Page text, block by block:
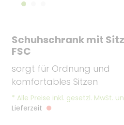
Schuhschrank mit
FSC
sorgt für Ordnung und
komfortables Sitzen
* Alle Preise inkl. gesetzl. MwSt.
Lieferzeit